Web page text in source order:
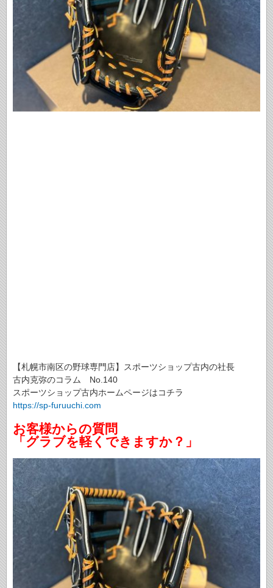
【札幌市南区の野球専門店】スポーツショップ古内の社長
古内克弥のコラム No.140
スポーツショップ古内ホームページはコチラ
https://sp-furuuchi.com
お客様からの質問
「グラブを軽くできますか？」